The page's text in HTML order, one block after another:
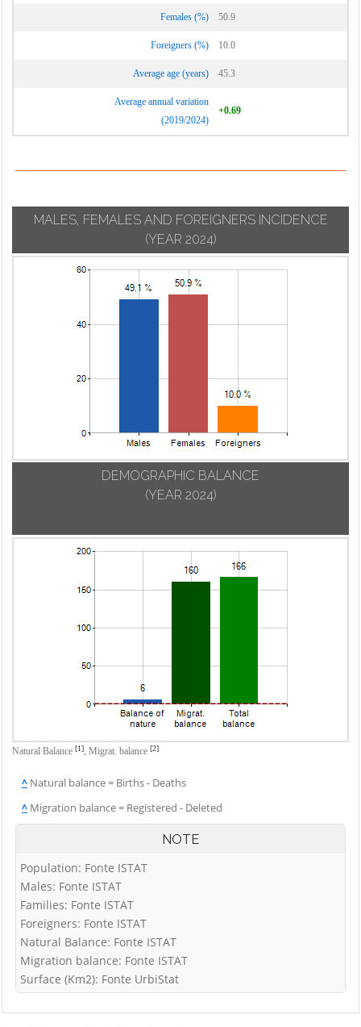
Vignate
Villa Cortese
Vizzolo
Predabissi
Giacomo
Females (%) 50.9
Foreigners (%) 10.0
Average age (years) 45.3
Average annual variation
(2019/2024)
+0.69
MALES, FEMALES AND FOREIGNERS INCIDENCE
(YEAR 2024)
DEMOGRAPHIC BALANCE
(YEAR 2024)
Natural Balance [1], Migrat. balance [2]
^ Natural balance = Births - Deaths
^ Migration balance = Registered - Deleted
NOTE
Population: Fonte ISTAT
Males: Fonte ISTAT
Families: Fonte ISTAT
Foreigners: Fonte ISTAT
Natural Balance: Fonte ISTAT
Migration balance: Fonte ISTAT
Surface (Km2): Fonte UrbiStat